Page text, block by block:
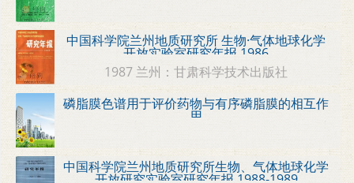
中国科学院兰州地质研究所 生物·气体地球化学
开放实验室研究年报 1986
1987 兰州：甘肃科学技术出版社
磷脂膜色谱用于评价药物与有序磷脂膜的相互作
用
中国科学院兰州地质研究所生物、气体地球化学
开放研究实验室研究年报 1988-1989